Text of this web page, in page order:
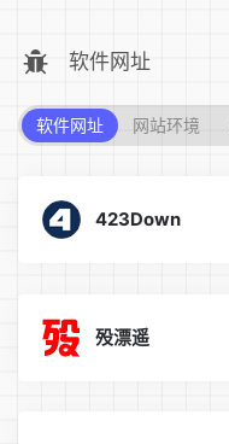
软件网址
软件网址 网站环境
423Down
殁漂遥